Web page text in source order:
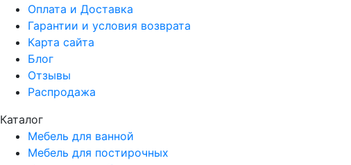
Оплата и Доставка
Гарантии и условия возврата
Карта сайта
Блог
Отзывы
Распродажа
Каталог
Мебель для ванной
Мебель для постирочных